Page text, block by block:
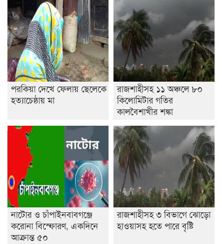
পরকিয়া দেখে ফেলায় ছেলেকে
হত্যাচেষ্ঠায় মা
রাজশাহীসহ ১১ অঞ্চলে ৮০
কিলোমিটার গতির
কালবৈশাখীর শঙ্কা
নাটোর ও চাঁপাইনবাবগঞ্জে
করোনা বিস্ফোরণ, একদিনে
আক্রান্ত ৫০
রাজশাহীসহ ৩ বিভাগে ঝোড়ো
হাওয়াসহ হতে পারে বৃষ্টি